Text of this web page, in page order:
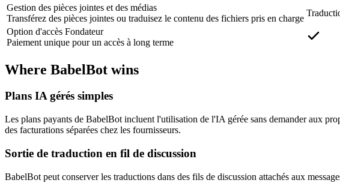
Gestion des pièces jointes et des médias
Transférez des pièces jointes ou traduisez le contenu des fichiers pris en charge
Option d'accès Fondateur
Paiement unique pour un accès à long terme
Where BabelBot wins
Plans IA gérés simples
Les plans payants de BabelBot incluent l'utilisation de l'IA gérée sans demander aux
des facturations séparées chez les fournisseurs.
Sortie de traduction en fil de discussion
BabelBot peut conserver les traductions dans des fils de discussion attachés aux